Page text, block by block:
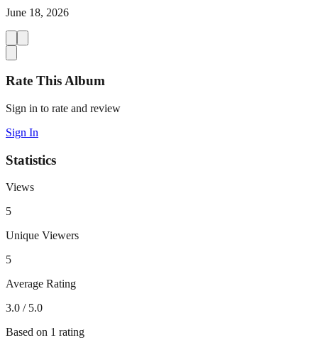
June 18, 2026
Rate This Album
Sign in to rate and review
Sign In
Statistics
Views
5
Unique Viewers
5
Average Rating
3.0 / 5.0
Based on 1 rating